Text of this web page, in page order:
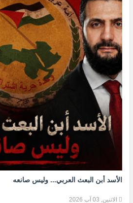
الأسد أبن البعث العربي... وليس صانعه
الاثنين, 03 آب 2026